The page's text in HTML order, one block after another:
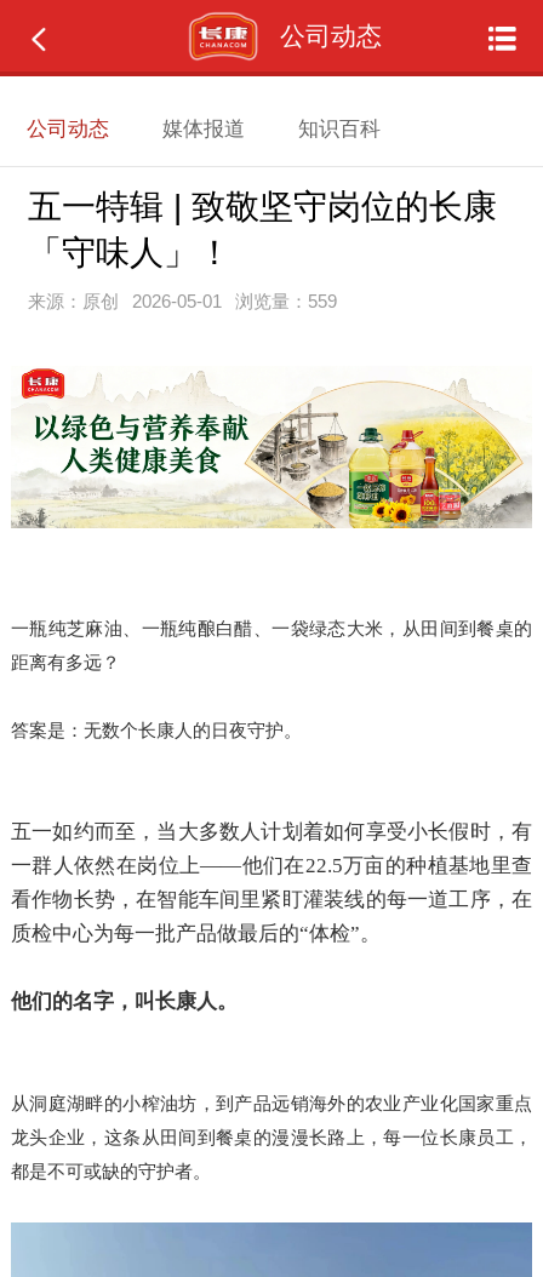
公司动态
公司动态 媒体报道 知识百科
五一特辑 | 致敬坚守岗位的长康
「守味人」！
来源：原创 2026-05-01 浏览量：559
一瓶纯芝麻油、一瓶纯酿白醋、一袋绿态大米，从田间到餐桌的
距离有多远？
答案是：无数个长康人的日夜守护。
五一如约而至，当大多数人计划着如何享受小长假时，有
一群人依然在岗位上——他们在22.5万亩的种植基地里查
看作物长势，在智能车间里紧盯灌装线的每一道工序，在
质检中心为每一批产品做最后的“体检”。
他们的名字，叫长康人。
从洞庭湖畔的小榨油坊，到产品远销海外的农业产业化国家重点
龙头企业，这条从田间到餐桌的漫漫长路上，每一位长康员工，
都是不可或缺的守护者。